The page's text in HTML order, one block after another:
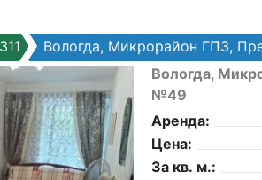
Вологда, Микрорайон ГПЗ,
Вологда,
№49
Аренда:
Цена:
За кв. м.: